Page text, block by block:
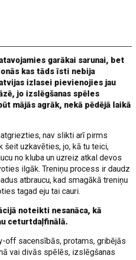
garākai sarunai, bet
kas tāds īsti nebija
izlasei pievienojies jau
jo izslēgšanas spēles
mājās agrāk, nekā pēdējā laikā
nav slikti arī pirms
uzkavēties, jo, kā tu teici,
no kluba un uzreiz atkal devos
ilgāk. Treniņu process ir daudz
atbraucu, kad smagākā treniņu
tagad eju tai cauri.
noteikti nesanāca, kā
ceturtdaļfinālā.
off sacensībās, protams, gribējās
vai divās spēlēs, izslēgšanas